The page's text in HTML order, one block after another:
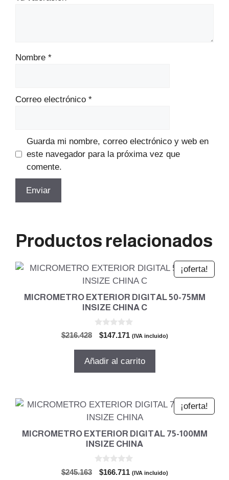
Nombre *
Correo electrónico *
Guarda mi nombre, correo electrónico y web en
este navegador para la próxima vez que
comente.
Productos relacionados
¡oferta!
MICROMETRO EXTERIOR DIGITAL 50-75MM
INSIZE CHINA C
$216.428
El
original
$147.171 El
actual
(IVA incluido)
Añadir al carrito
¡oferta!
MICROMETRO EXTERIOR DIGITAL 75-100MM
INSIZE CHINA
$245.163
El
$166.711 El
(IVA incluido)